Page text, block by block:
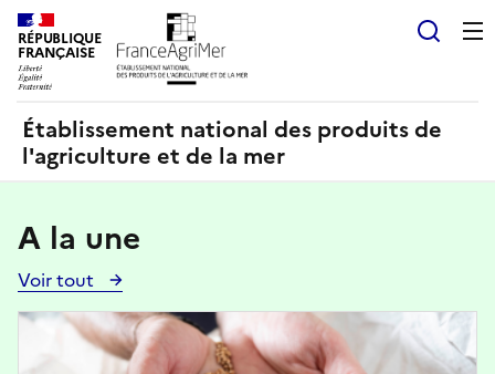
RÉPUBLIQUE
FRANÇAISE
Établissement national des produits de
l'agriculture et de la mer
A la une
Voir tout
Voir
toutes
les
actualités
Image
Panneau de gestion des cookies